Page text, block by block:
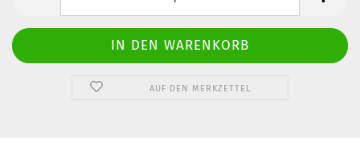
AUF DEN MERKZETTEL